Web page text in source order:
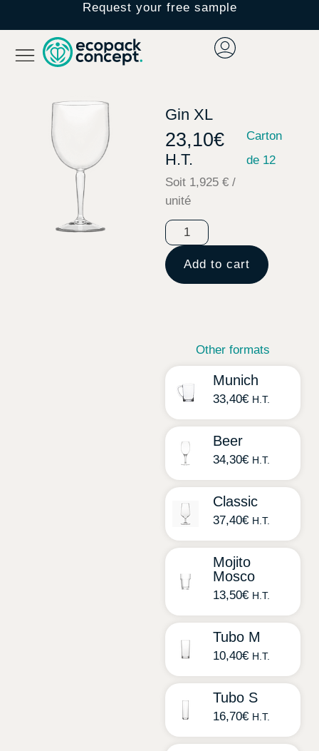
Request your free sample
Gin XL
23,10€
H.T.
Soit 1,925 € /
unité
Carton
de 12
Add to cart
Other formats
Munich
33,40€ H.T.
Beer
34,30€ H.T.
Classic
37,40€ H.T.
Mojito
Mosco
13,50€ H.T.
Tubo M
10,40€ H.T.
Tubo S
16,70€ H.T.